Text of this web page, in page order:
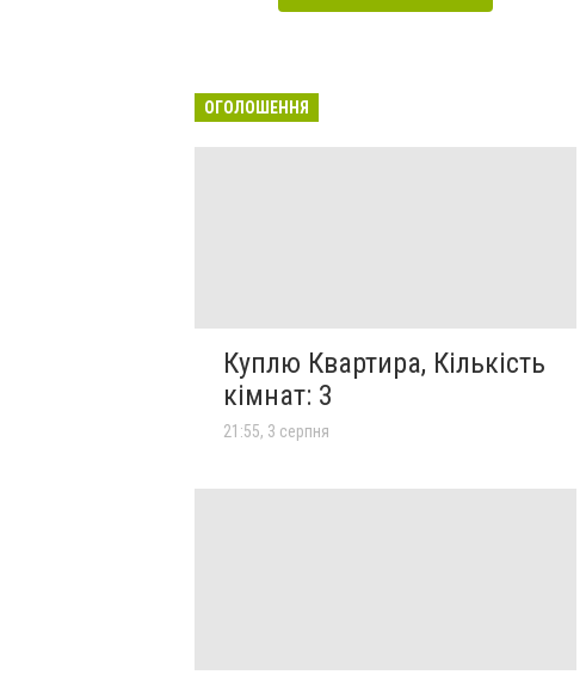
ОГОЛОШЕННЯ
Куплю Квартира, Кількість
кімнат: 3
21:55, 3 серпня